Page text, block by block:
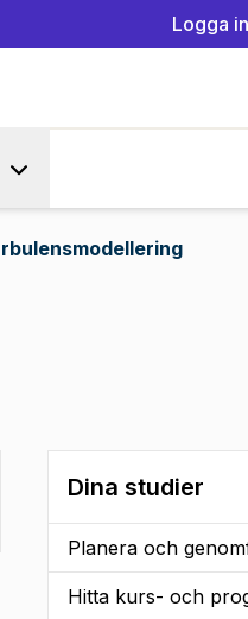
Logga in
Dina studier
Planera och
Hitta kurs- och